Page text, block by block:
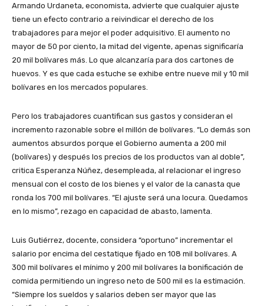
Armando Urdaneta, economista, advierte que cualquier ajuste
tiene un efecto contrario a reivindicar el derecho de los
trabajadores para mejor el poder adquisitivo. El aumento no
mayor de 50 por ciento, la mitad del vigente, apenas significaría
20 mil bolívares más. Lo que alcanzaría para dos cartones de
huevos. Y es que cada estuche se exhibe entre nueve mil y 10 mil
bolívares en los mercados populares.
Pero los trabajadores cuantifican sus gastos y consideran el
incremento razonable sobre el millón de bolívares. “Lo demás son
aumentos absurdos porque el Gobierno aumenta a 200 mil
(bolívares) y después los precios de los productos van al doble”,
critica Esperanza Núñez, desempleada, al relacionar el ingreso
mensual con el costo de los bienes y el valor de la canasta que
ronda los 700 mil bolívares. “El ajuste será una locura. Quedamos
en lo mismo”, rezago en capacidad de abasto, lamenta.
Luis Gutiérrez, docente, considera “oportuno” incrementar el
salario por encima del cestatique fijado en 108 mil bolívares. A
300 mil bolívares el mínimo y 200 mil bolívares la bonificación de
comida permitiendo un ingreso neto de 500 mil es la estimación.
“Siempre los sueldos y salarios deben ser mayor que las